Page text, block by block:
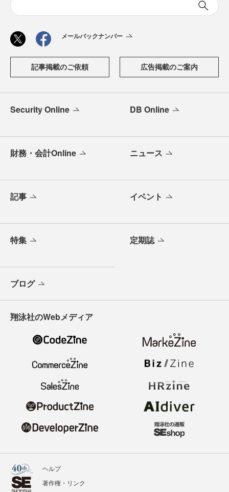
メールバックナンバー
記事掲載のご依頼 広告掲載のご案内
Security Online DB Online
財務・会計Online ニュース
記事 イベント
特集 定期誌
ブログ
翔泳社のWebメディア
ヘルプ
著作権・リンク